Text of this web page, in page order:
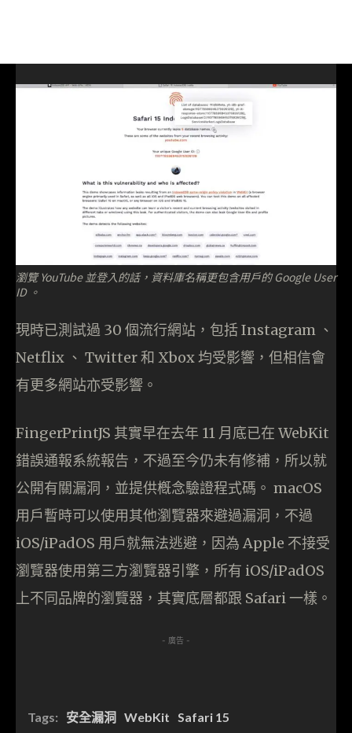
瀏覽 YouTube 並登入的話，資料庫名稱更包含用戶的 Google User
ID 。
現時已測試過 30 個流行網站，包括 Instagram 、
Netflix 、 Twitter 和 Xbox 均受影響，但相信會
有更多網站亦受影響。
FingerPrintJS 其實早在去年 11 月底已在 WebKit
錯誤通報系統報告，不過至今仍未有修補，所以就
公開有關漏洞，並提供槪念驗證程式碼。 macOS
用戶暫時可以使用其他瀏覽器來避過漏洞，不過
iOS/iPadOS 用戶就無法逃避，因為 Apple 不接受
瀏覽器使用第三方瀏覽器引擎，所有 iOS/iPadOS
上不同品牌的瀏覽器，其實底層都跟 Safari 一樣。
- 廣告 -
Tags: 安全漏洞 WebKit Safari 15